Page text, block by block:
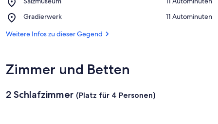
Eichsfeld-
Werratal
Gradierwerk
Place,
‪11 Autominuten‬
Weitere Infos zu dieser Gegend
Zimmer und Betten
2 Schlafzimmer (Platz für 4 Personen)